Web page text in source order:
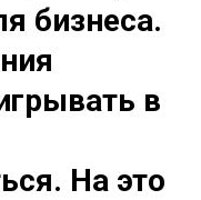
бизнеса.
в
На это